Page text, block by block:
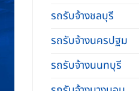
รถรับจ้างชลบุรี
รถรับจ้างนครปฐม
รถรับจ้างนนทบุรี